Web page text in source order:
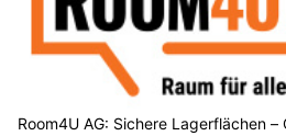
Room4U AG: Sichere Lagerflächen –